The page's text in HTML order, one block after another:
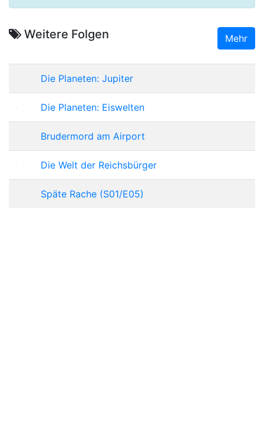
Weitere Folgen Mehr
Die Planeten: Jupiter
Die Planeten: Eiswelten
Brudermord am Airport
Die Welt der Reichsbürger
Späte Rache (S01/E05)